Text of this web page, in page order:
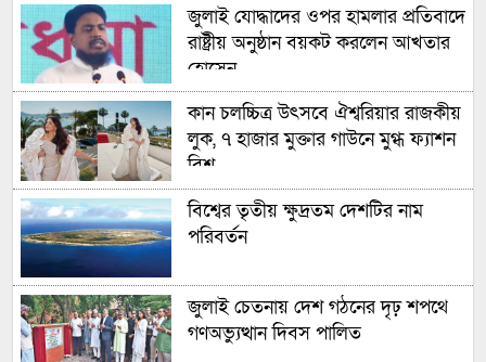
জুলাই যোদ্ধাদের ওপর হামলার প্রতিবাদে
রাষ্ট্রীয় অনুষ্ঠান বয়কট করলেন আখতার
হোসেন
কান চলচ্চিত্র উৎসবে ঐশ্বরিয়ার রাজকীয়
লুক, ৭ হাজার মুক্তার গাউনে মুগ্ধ ফ্যাশন
বিশ্ব
বিশ্বের তৃতীয় ক্ষুদ্রতম দেশটির নাম
পরিবর্তন
জুলাই চেতনায় দেশ গঠনের দৃঢ় শপথে
গণঅভ্যুত্থান দিবস পালিত